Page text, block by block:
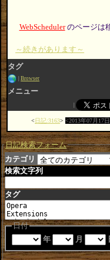
WebSchedulerのページは
～続きがあります～
タグ
Browser
メニュー
日記:3163 2013年07月17
日記検索フォーム
カテゴリ
検索文字列
タグ
日付
年
月